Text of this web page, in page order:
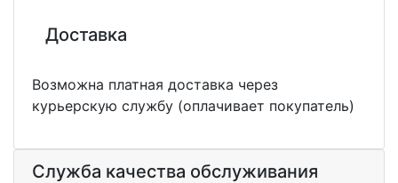
Доставка
Возможна платная доставка через
курьерскую службу (оплачивает покупатель)
Служба качества обслуживания